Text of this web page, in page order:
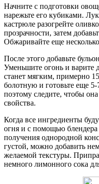
Начните с подготовки
нарежьте его кубиками.
кастрюле разогрейте
прозрачности, затем
Обжаривайте еще
После этого добавьте
Уменьшите огонь и варите
станет мягким, примерно
болотную и готовьте еще
поэтому следите, чтобы
свойства.
Когда все ингредиенты
огня и с помощью
получения однородной
густой, можно добавить
желаемой текстуры.
немного лимонного сока